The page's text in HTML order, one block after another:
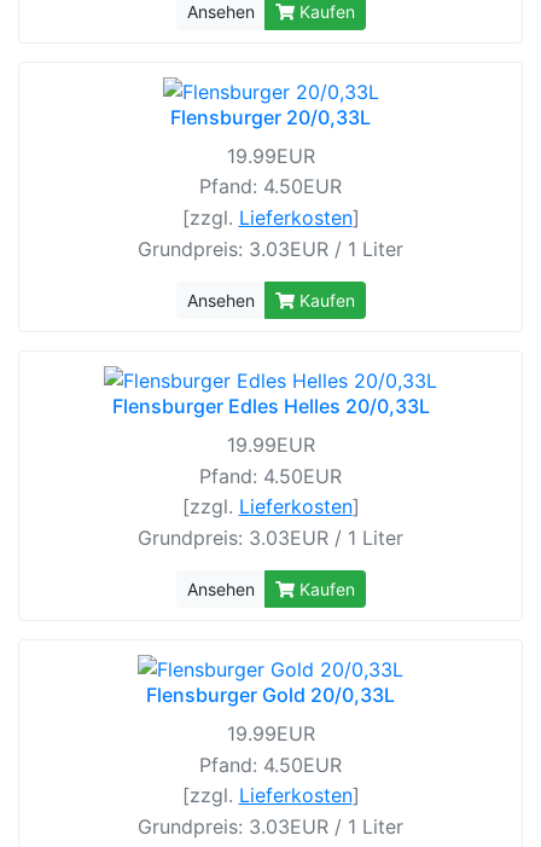
Ansehen Kaufen
Flensburger 20/0,33L
19.99EUR
Pfand: 4.50EUR
[zzgl. Lieferkosten]
Grundpreis: 3.03EUR / 1 Liter
Ansehen Kaufen
Flensburger Edles Helles 20/0,33L
19.99EUR
Pfand: 4.50EUR
[zzgl. Lieferkosten]
Grundpreis: 3.03EUR / 1 Liter
Ansehen Kaufen
Flensburger Gold 20/0,33L
19.99EUR
Pfand: 4.50EUR
[zzgl. Lieferkosten]
Grundpreis: 3.03EUR / 1 Liter